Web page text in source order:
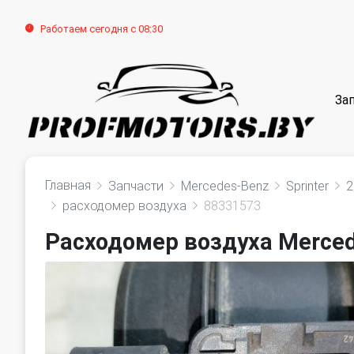
Работаем сегодня с 08:30
Главная Запчасти Mercedes-Benz Sprinter
расходомер воздуха
88331573
Расходомер воздуха